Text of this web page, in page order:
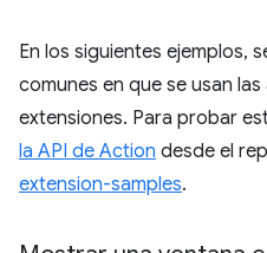
En los siguientes ejemplos,
comunes en que se usan
extensiones. Para probar
la API de Action desde el
extension-samples.